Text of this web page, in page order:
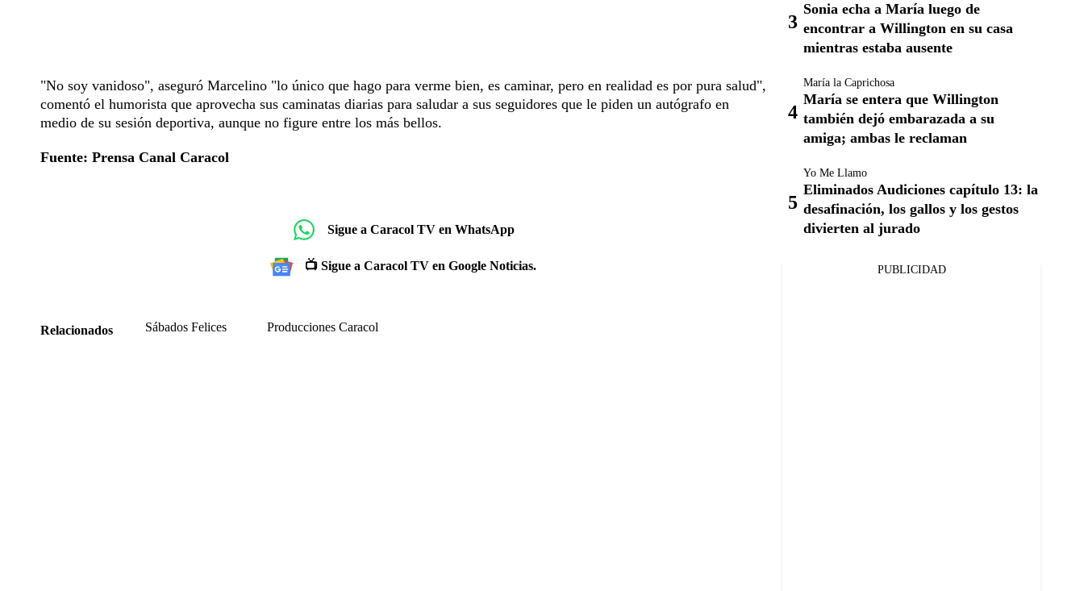
"No soy vanidoso", aseguró Marcelino "lo único que hago para verme bien, es caminar, pero en realidad es por pura salud",
comentó el humorista que aprovecha sus caminatas diarias para saludar a sus seguidores que le piden un autógrafo en
medio de su sesión deportiva, aunque no figure entre los más bellos.
Fuente: Prensa Canal Caracol
Sigue a Caracol TV en WhatsApp
📺 Sigue a Caracol TV en Google Noticias.
Relacionados Sábados Felices Producciones Caracol
Sonia echa a María luego de
encontrar a Willington en su casa
mientras estaba ausente
María la Caprichosa
María se entera que Willington
también dejó embarazada a su
amiga; ambas le reclaman
Yo Me Llamo
Eliminados Audiciones capítulo 13: la
desafinación, los gallos y los gestos
divierten al jurado
PUBLICIDAD